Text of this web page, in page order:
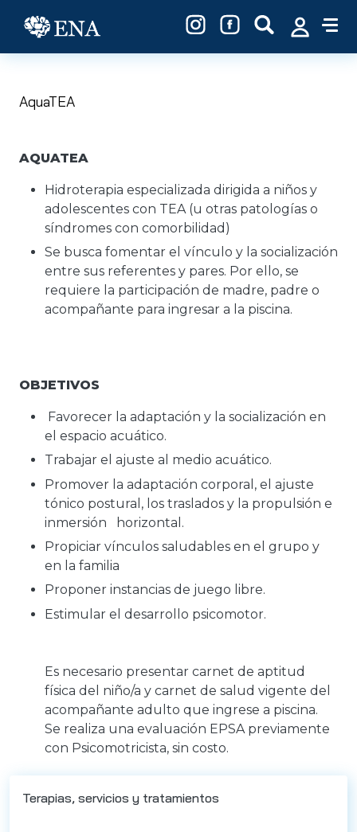
AquaTEA
AQUATEA
Hidroterapia especializada dirigida a niños y
adolescentes con TEA (u otras patologías o
síndromes con comorbilidad)
Se busca fomentar el vínculo y la socialización
entre sus referentes y pares. Por ello, se
requiere la participación de madre, padre o
acompañante para ingresar a la piscina.
OBJETIVOS
Favorecer la adaptación y la socialización en
el espacio acuático.
Trabajar el ajuste al medio acuático.
Promover la adaptación corporal, el ajuste
tónico postural, los traslados y la propulsión e
inmersión horizontal.
Propiciar vínculos saludables en el grupo y
en la familia
Proponer instancias de juego libre.
Estimular el desarrollo psicomotor.
Es necesario presentar carnet de aptitud
física del niño/a y carnet de salud vigente del
acompañante adulto que ingrese a piscina.
Se realiza una evaluación EPSA previamente
con Psicomotricista, sin costo.
Terapias, servicios y tratamientos